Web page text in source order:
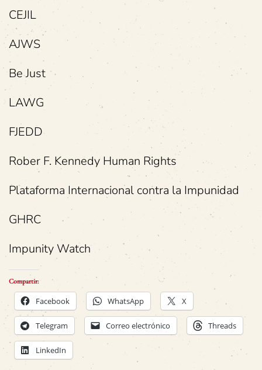
CEJIL
AJWS
Be Just
LAWG
FJEDD
Rober F. Kennedy Human Rights
Plataforma Internacional contra la Impunidad
GHRC
Impunity Watch
Compartir:
Facebook WhatsApp X
Telegram Correo electrónico Threads
LinkedIn